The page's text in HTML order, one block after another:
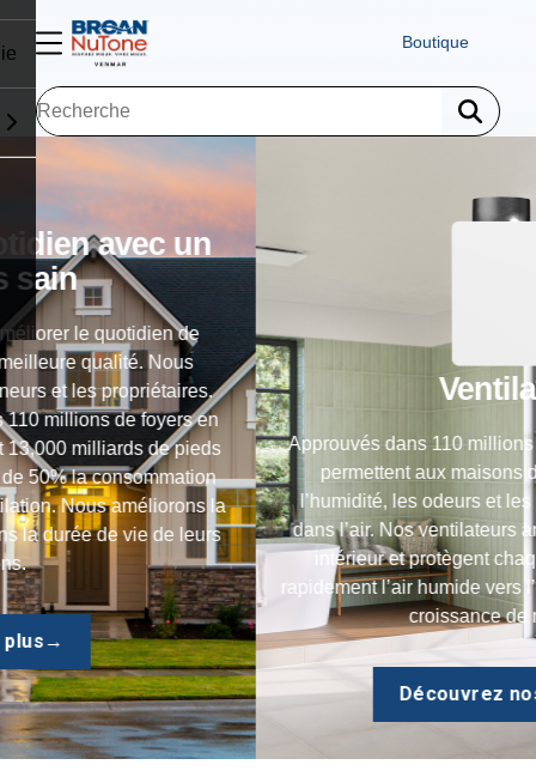
Boutique
Ventilateurs
Approuvés dans 110 millions de foyers, nos ventilateurs
permettent aux maisons de respirer en éliminant
l’humidité, les odeurs et les particules en suspension
dans l’air. Nos ventilateurs améliorent la qualité de l’air
intérieur et protègent chaque maison en évacuant
rapidement l’air humide vers l’extérieur, contrôlant ainsi la
croissance de moisissures.
Découvrez nos produits